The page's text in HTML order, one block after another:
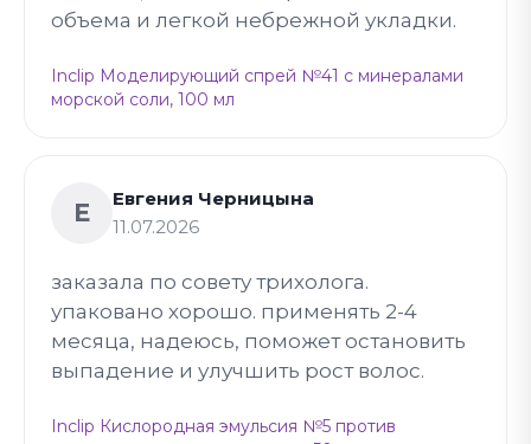
объема и легкой небрежной укладки.
Inclip Моделирующий спрей №41 с минералами
морской соли, 100 мл
Е
Евгения Черницына
11.07.2026
заказала по совету трихолога.
упаковано хорошо. применять 2-4
месяца, надеюсь, поможет остановить
выпадение и улучшить рост волос.
Inclip Кислородная эмульсия №5 против